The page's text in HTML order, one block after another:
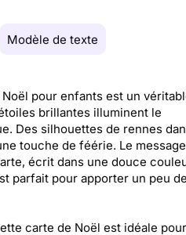
Modèle de texte
pour enfants est un
brillantes illuminent le
Des silhouettes de rennes
touche de féérie. Le message
écrit dans une douce
parfait pour apporter un peu de
carte de Noël est idéale